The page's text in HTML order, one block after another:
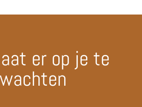
er op je te
wachten